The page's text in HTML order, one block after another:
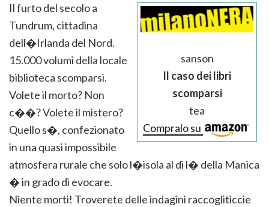
sanson
Il caso dei libri
scomparsi
tea
Compralo su
Il furto del secolo a
Tundrum, cittadina
dell�Irlanda del Nord.
15.000 volumi della locale
biblioteca scomparsi.
Volete il morto? Non
c��? Volete il mistero?
Quello s�, confezionato
in una quasi impossibile
atmosfera rurale che solo l�isola al di l� della Manica
� in grado di evocare.
Niente morti! Troverete delle indagini raccogliticcie